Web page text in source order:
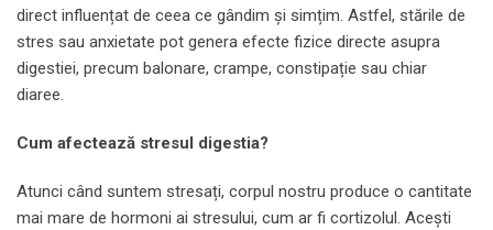
direct influențat de ceea ce gândim și simțim. Astfel, stările de
stres sau anxietate pot genera efecte fizice directe asupra
digestiei, precum balonare, crampe, constipație sau chiar
diaree.
Cum afectează stresul digestia?
Atunci când suntem stresați, corpul nostru produce o cantitate
mai mare de hormoni ai stresului, cum ar fi cortizolul. Acești